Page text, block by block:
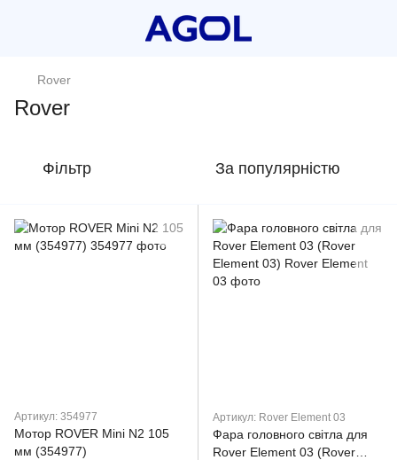
Rover
Rover
Фільтр За популярністю
Артикул: 354977
Мотор ROVER Mini N2 105
мм (354977)
Артикул: Rover Element 03
Фара головного світла для
Rover Element 03 (Rover